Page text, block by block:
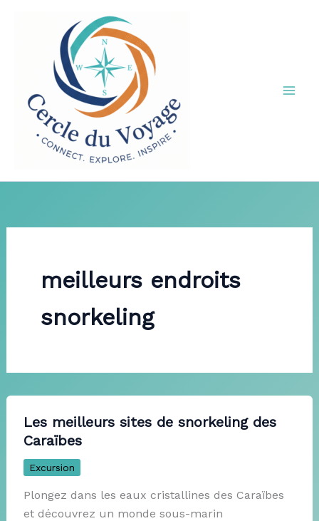
meilleurs endroits
snorkeling
Les meilleurs sites de snorkeling des
Caraïbes
Excursion
Plongez dans les eaux cristallines des Caraïbes
et découvrez un monde sous-marin